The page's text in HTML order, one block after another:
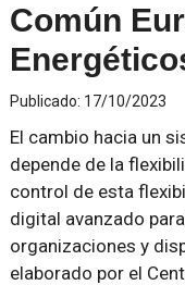
Común
Publicado: 17/10/2023
El cambio hacia un
depende de la
control de esta
digital avanzado
organizaciones y
elaborado por el